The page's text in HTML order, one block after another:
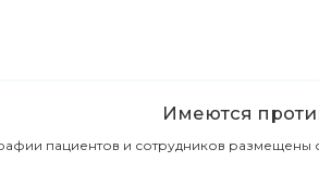
Имеются
пациентов и сотрудников размещены